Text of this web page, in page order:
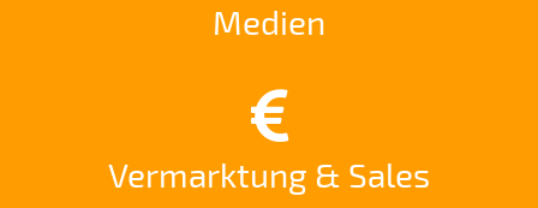
Medien
Vermarktung & Sales